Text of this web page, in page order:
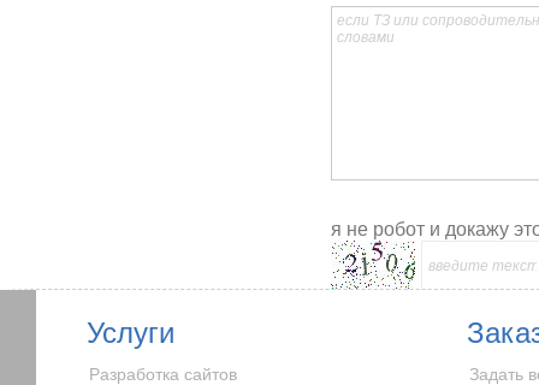
я не робот и докажу
Услуги
Разработка сайтов
Задать